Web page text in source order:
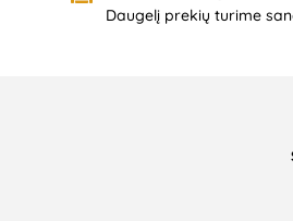
Daugelį prekių turime